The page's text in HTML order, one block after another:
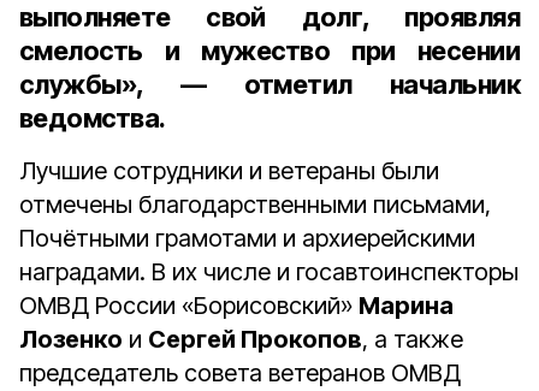
выполняете свой долг, проявляя
смелость и мужество при несении
службы», — отметил начальник
ведомства.
Лучшие сотрудники и ветераны были
отмечены благодарственными письмами,
Почётными грамотами и архиерейскими
наградами. В их числе и госавтоинспекторы
ОМВД России «Борисовский» Марина
Лозенко и Сергей Прокопов, а также
председатель совета ветеранов ОМВД